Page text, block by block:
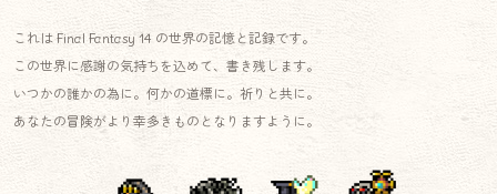
これは Final Fantasy 14 の世界の記憶と記録です。
この世界に感謝の気持ちを込めて、書き残します。
いつかの誰かの為に。何かの道標に。祈りと共に。
あなたの冒険がより幸多きものとなりますように。